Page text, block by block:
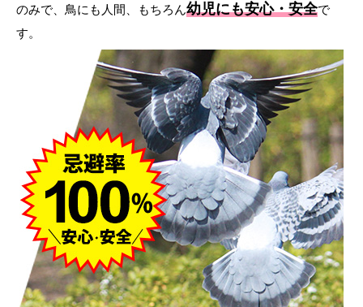
のみで、鳥にも人間、もちろん幼児にも安心・安全で
す。